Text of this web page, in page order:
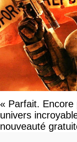
« Parfait.
univers
nouveauté